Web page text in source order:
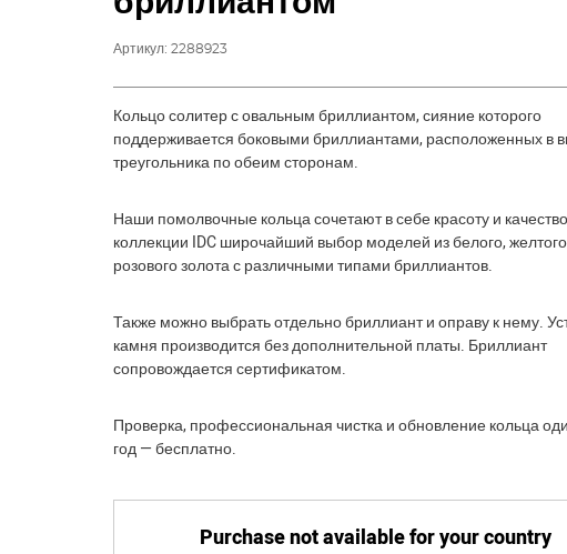
Артикул:2288923
Кольцо солитер с овальным бриллиантом, сияние которого
поддерживается боковыми бриллиантами, расположенных в
треугольника по обеим сторонам.
Наши помолвочные кольца сочетают в себе красоту и
коллекции IDC широчайший выбор моделей из белого,
розового золота с различными типами бриллиантов.
Также можно выбрать отдельно бриллиант и оправу к нему.
камня производится без дополнительной платы. Бриллиант
сопровождается сертификатом.
Проверка, профессиональная чистка и обновление кольца
год — бесплатно.
Purchase not available for your country